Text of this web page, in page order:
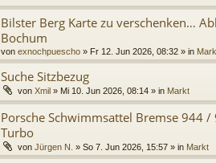
Bilster Berg Karte zu verschenken…
Bochum
von exnochpuescho » Fr 12. Jun 2026, 08:32 » in
Suche Sitzbezug
von Xmil » Mi 10. Jun 2026, 08:14 » in Markt
Porsche Schwimmsattel Bremse 944 /
Turbo
von Jürgen N. » So 7. Jun 2026, 15:57 » in Markt